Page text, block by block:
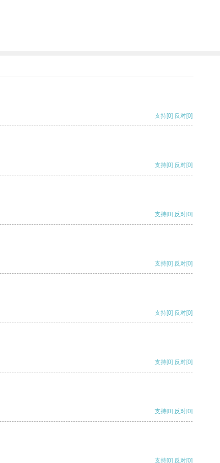
支持[0] 反对[0]
支持[0] 反对[0]
支持[0] 反对[0]
支持[0] 反对[0]
支持[0] 反对[0]
支持[0] 反对[0]
支持[0] 反对[0]
支持[0] 反对[0]